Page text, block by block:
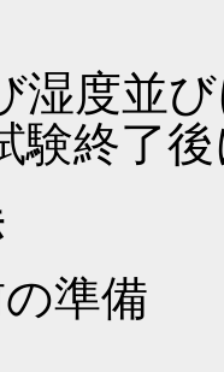
度並び
験終了
の準備